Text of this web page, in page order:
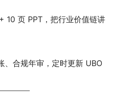
10 页 PPT，把行业价值链讲
、合规年审，定时更新 UBO